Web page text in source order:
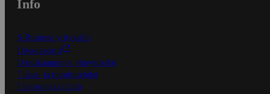
Info
S-Business yrityksille
Oiva-raportit
Osuuskauppojen yhteystiedot
Tilaus- ja toimitusehdot
Tietosuojakäytäntö